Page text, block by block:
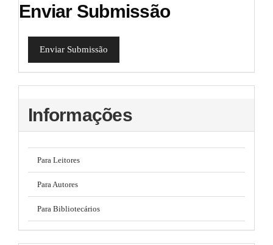
Enviar Submissão
Enviar Submissão
Informações
Para Leitores
Para Autores
Para Bibliotecários